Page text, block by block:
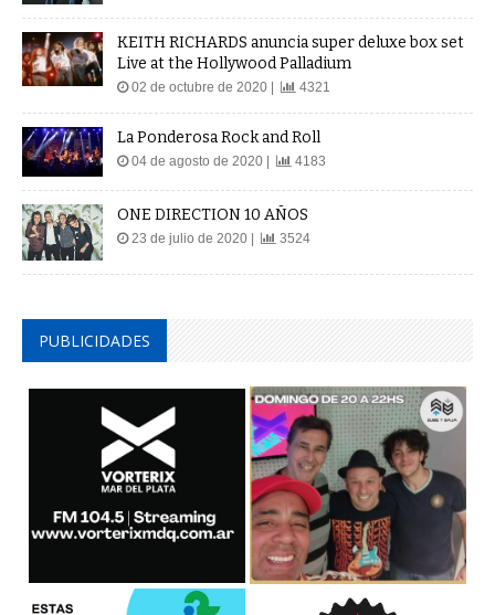
KEITH RICHARDS anuncia super deluxe box set
Live at the Hollywood Palladium
02 de octubre de 2020 | 4321
La Ponderosa Rock and Roll
04 de agosto de 2020 | 4183
ONE DIRECTION 10 AÑOS
23 de julio de 2020 | 3524
PUBLICIDADES